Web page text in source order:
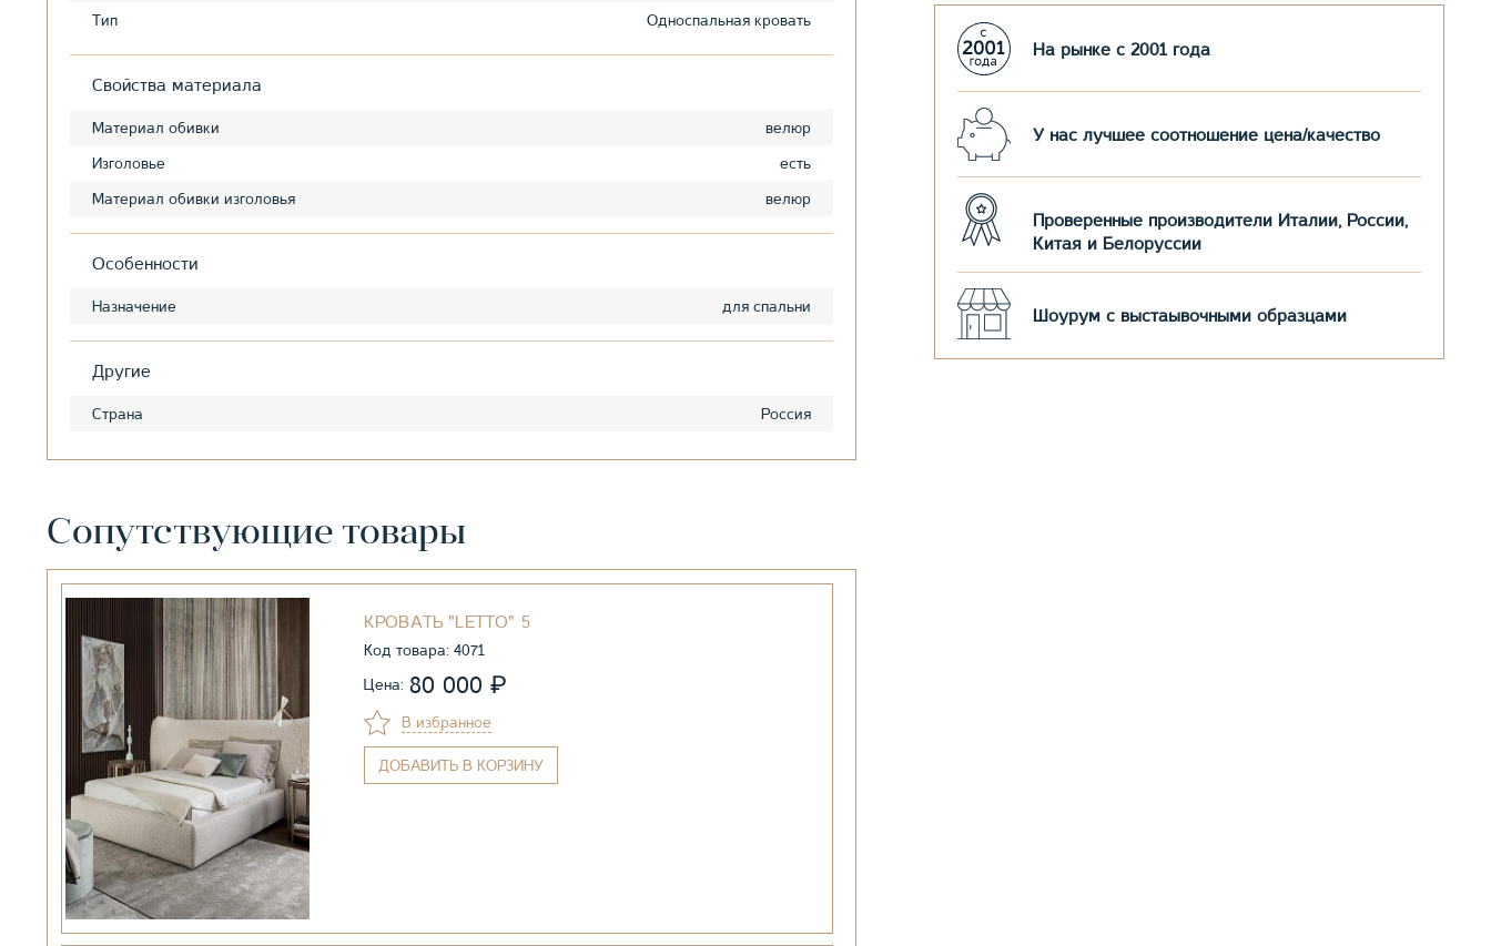
На рынке с 2001 года
У нас лучшее соотношение цена/качество
Проверенные производители Италии, России,
Китая и Белоруссии
Шоурум с выстаывочными образцами
Тип
Односпальная кровать
Свойства материала
Материал обивки
велюр
Изголовье
есть
Материал обивки изголовья
велюр
Особенности
Назначение для спальни
Другие
Страна Россия
Сопутствующие товары
КРОВАТЬ "LETTO" 5
Код товара: 4071
Цена: 80 000 ₽
В избранное
ДОБАВИТЬ В КОРЗИНУ